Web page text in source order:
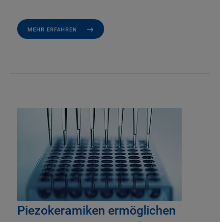
MEHR ERFAHREN
Piezokeramiken ermöglichen